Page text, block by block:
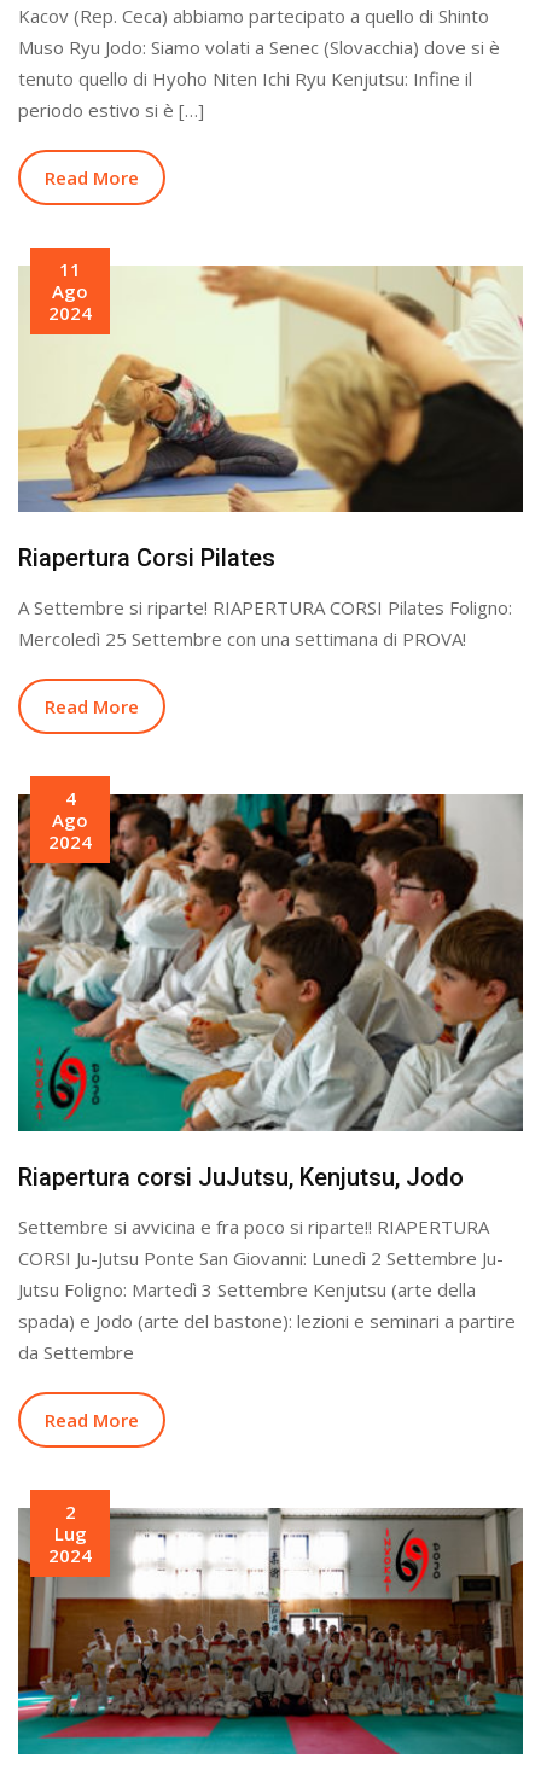
Kacov (Rep. Ceca) abbiamo partecipato a quello di Shinto
Muso Ryu Jodo: Siamo volati a Senec (Slovacchia) dove si è
tenuto quello di Hyoho Niten Ichi Ryu Kenjutsu: Infine il
periodo estivo si è […]
Read More
11
Ago
2024
Riapertura Corsi Pilates
A Settembre si riparte! RIAPERTURA CORSI Pilates Foligno:
Mercoledì 25 Settembre con una settimana di PROVA!
Read More
4
Ago
2024
Riapertura corsi JuJutsu, Kenjutsu, Jodo
Settembre si avvicina e fra poco si riparte!! RIAPERTURA
CORSI Ju-Jutsu Ponte San Giovanni: Lunedì 2 Settembre Ju-
Jutsu Foligno: Martedì 3 Settembre Kenjutsu (arte della
spada) e Jodo (arte del bastone): lezioni e seminari a partire
da Settembre
Read More
2
Lug
2024